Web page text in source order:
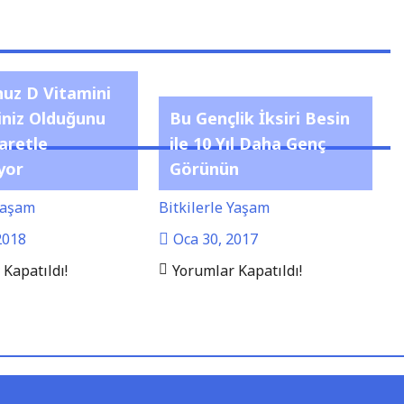
D Vitamini
Olduğunu
Bu Gençlik İksiri Besin
ile 10 Yıl Daha Genç
Görünün
Bitkilerle Yaşam
Oca 30, 2017
Yorumlar Kapatıldı!